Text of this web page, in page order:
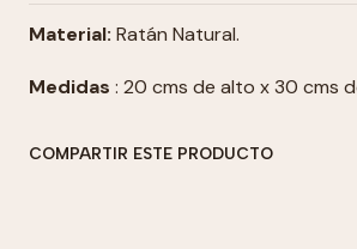
Material: Ratán Natural.
Medidas : 20 cms de alto x 30 cms
COMPARTIR ESTE PRODUCTO